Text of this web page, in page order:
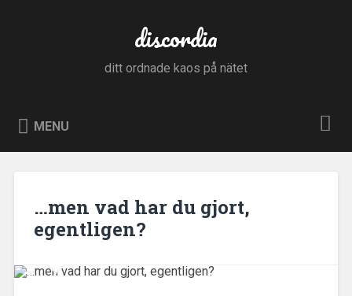
discordia
ditt ordnade kaos på nätet
MENU
…men vad har du gjort,
egentligen?